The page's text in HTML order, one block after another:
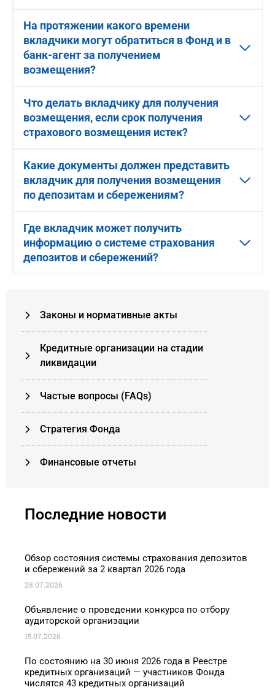
На протяжении какого времени
вкладчики могут обратиться в Фонд и в
банк-агент за получением
возмещения?
Что делать вкладчику для получения
возмещения, если срок получения
страхового возмещения истек?
Какие документы должен представить
вкладчик для получения возмещения
по депозитам и сбережениям?
Где вкладчик может получить
информацию о системе страхования
депозитов и сбережений?
Законы и нормативные акты
Кредитные организации на стадии
ликвидации
Частые вопросы (FAQs)
Стратегия Фонда
Финансовые отчеты
Последние новости
Обзор состояния системы страхования депозитов
и сбережений за 2 квартал 2026 года
28.07.2026
Объявление о проведении конкурса по отбору
аудиторской организации
15.07.2026
По состоянию на 30 июня 2026 года в Реестре
кредитных организаций — участников Фонда
числятся 43 кредитных организаций